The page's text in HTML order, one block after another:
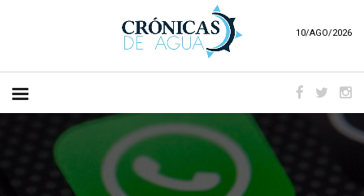
10/AGO/2026